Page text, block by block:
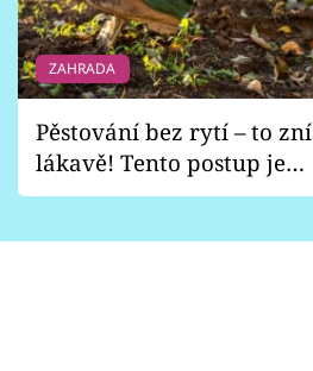
ZAHRADA
Pěstování bez rytí – to zní
lákavě! Tento postup je
vhodný jen pro některé